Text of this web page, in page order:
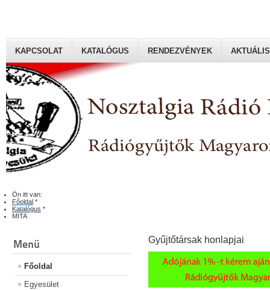
Rádiógyűjtők Magyaroszági Klubja
KAPCSOLAT KATALÓGUS RENDEZVÉNYEK AKTUÁLIS
Ön itt van:
Főoldal *
Katalógus *
MITA
Menü
Főoldal
Egyesület
Gyűjtőtársak honlapjai